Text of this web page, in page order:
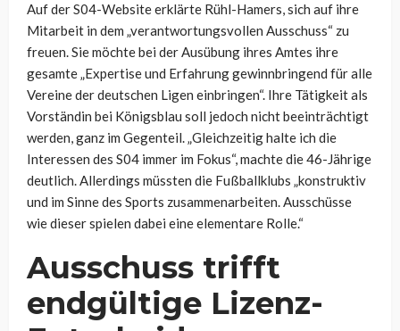
Auf der S04-Website erklärte Rühl-Hamers, sich auf ihre
Mitarbeit in dem „verantwortungsvollen Ausschuss“ zu
freuen. Sie möchte bei der Ausübung ihres Amtes ihre
gesamte „Expertise und Erfahrung gewinnbringend für alle
Vereine der deutschen Ligen einbringen“. Ihre Tätigkeit als
Vorständin bei Königsblau soll jedoch nicht beeinträchtigt
werden, ganz im Gegenteil. „Gleichzeitig halte ich die
Interessen des S04 immer im Fokus“, machte die 46-Jährige
deutlich. Allerdings müssten die Fußballklubs „konstruktiv
und im Sinne des Sports zusammenarbeiten. Ausschüsse
wie dieser spielen dabei eine elementare Rolle.“
Ausschuss trifft
endgültige Lizenz-